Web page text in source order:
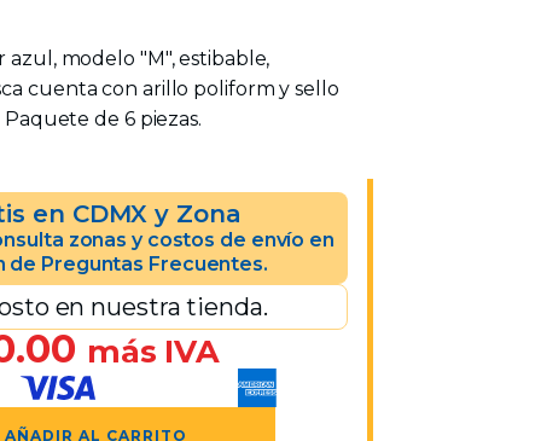
modelo "M", estibable,
cuenta con arillo poliform y sello
de 6 piezas.
en CDMX y Zona
zonas y costos de envío en
de Preguntas Frecuentes.
en nuestra tienda.
más IVA
AÑADIR AL CARRITO